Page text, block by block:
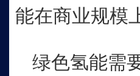
能在商业规模
绿色氢能需